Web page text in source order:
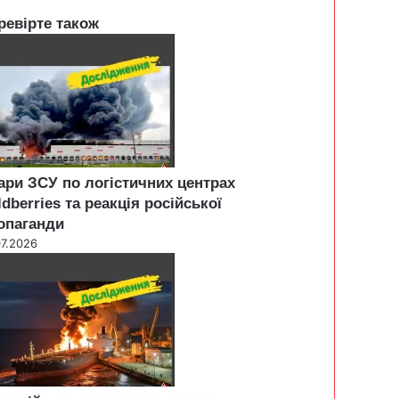
також
ЗСУ по логістичних центрах
та реакція російської